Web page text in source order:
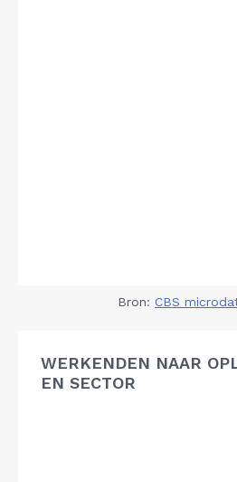
Bron: CBS
WERKENDEN NAAR
EN SECTOR